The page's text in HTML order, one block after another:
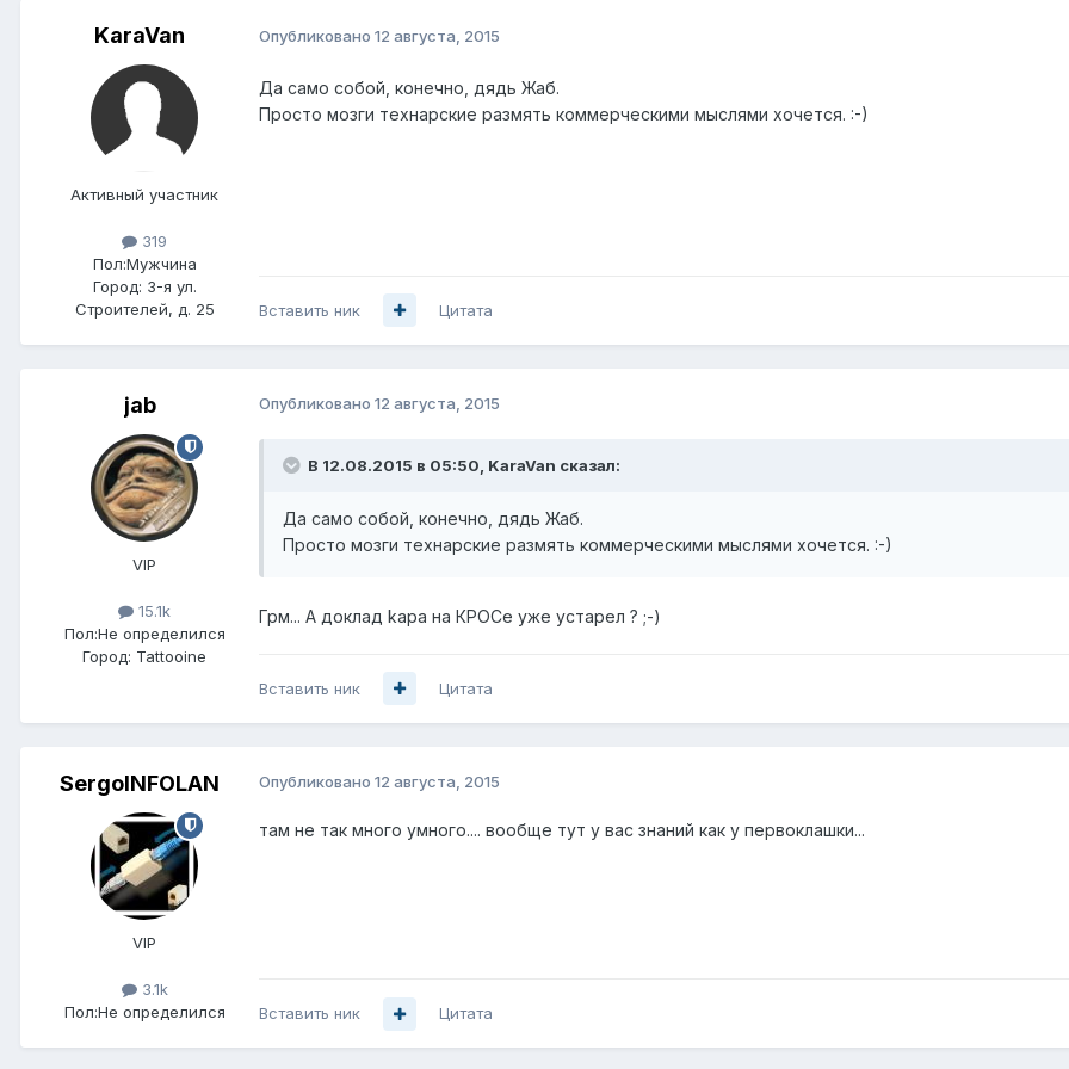
KaraVan
Активный участник
319
Пол:Мужчина
Город: 3-я ул.
Строителей, д. 25
Опубликовано 12 августа, 2015
Да само собой, конечно, дядь Жаб.
Просто мозги технарские размять коммерческими мыслями хочется. :-)
Вставить ник Цитата
jab
VIP
15.1k
Пол:Не определился
Город: Tattooine
Опубликовано 12 августа, 2015
В 12.08.2015 в 05:50, KaraVan сказал:
Да само собой, конечно, дядь Жаб.
Просто мозги технарские размять коммерческими мыслями хочется. :-)
Грм... А доклад kapa на КРОСе уже устарел ? ;-)
Вставить ник Цитата
SergoINFOLAN
VIP
3.1k
Пол:Не определился
Опубликовано 12 августа, 2015
там не так много умного.... вообще тут у вас знаний как у первоклашки...
Вставить ник Цитата